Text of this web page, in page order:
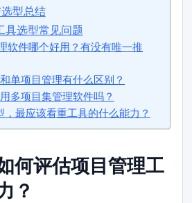
型总结
具选型常见问题
软件哪个好用？有没有唯一推
单项目管理有什么区别？
多项目集管理软件吗？
，最应该看重工具的什么能力？
何评估项目管理工
？